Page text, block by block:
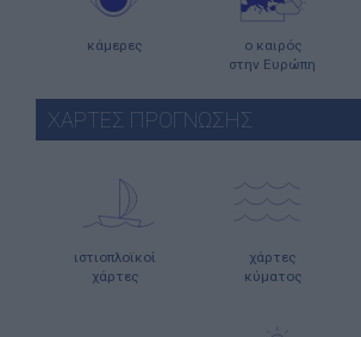
κάμερες
ο καιρός
στην Ευρώπη
ΧΑΡΤΕΣ ΠΡΟΓΝΩΣΗΣ
ιστιοπλοϊκοί
χάρτες
χάρτες
κύματος